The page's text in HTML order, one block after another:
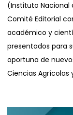
(Instituto Nacional
Comité Editorial
académico y
presentados para
oportuna de
Ciencias Agrícolas